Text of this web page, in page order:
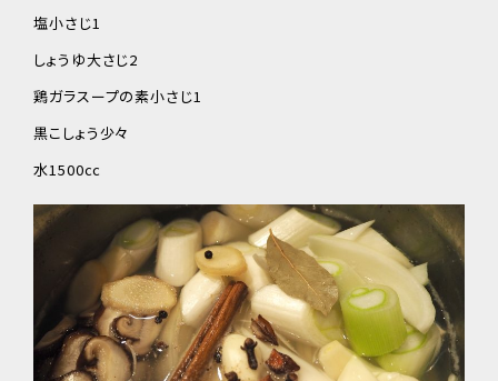
塩小さじ1
しょうゆ大さじ2
鶏ガラスープの素小さじ1
黒こしょう少々
水1500cc